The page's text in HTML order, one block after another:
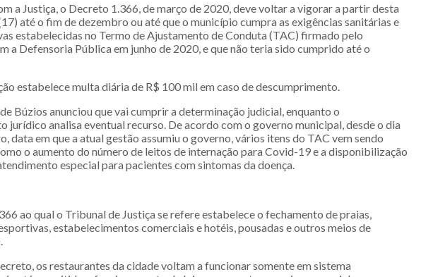
a Justiça, o Decreto 1.366, de março de 2020, deve voltar a vigorar a partir desta
até o fim de dezembro ou até que o município cumpra as exigências sanitárias e
estabelecidas no Termo de Ajustamento de Conduta (TAC) firmado pelo
a Defensoria Pública em junho de 2020, e que não teria sido cumprido até o
estabelece multa diária de R$ 100 mil em caso de descumprimento.
Búzios anunciou que vai cumprir a determinação judicial, enquanto o
jurídico analisa eventual recurso. De acordo com o governo municipal, desde o dia
data em que a atual gestão assumiu o governo, vários itens do TAC vem sendo
o aumento do número de leitos de internação para Covid-19 e a disponibilização
especial para pacientes com sintomas da doença.
ao qual o Tribunal de Justiça se refere estabelece o fechamento de praias,
estabelecimentos comerciais e hotéis, pousadas e outros meios de
os restaurantes da cidade voltam a funcionar somente em sistema